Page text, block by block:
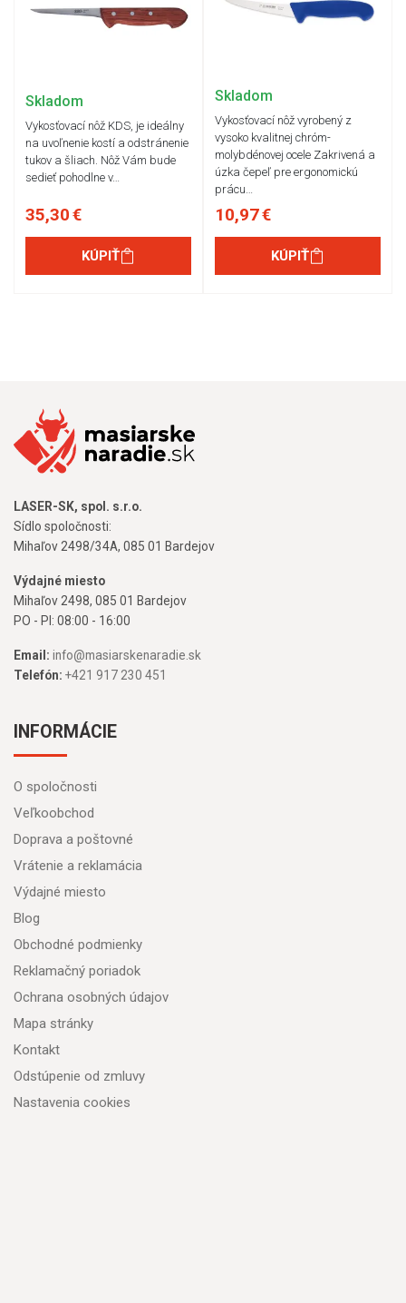
Skladom
Vykosťovací nôž KDS, je ideálny
na uvoľnenie kostí a odstránenie
tukov a šliach. Nôž Vám bude
sedieť pohodlne v…
35,30 €
KÚPIŤ
Skladom
Vykosťovací nôž vyrobený z
vysoko kvalitnej chróm-
molybdénovej ocele Zakrivená a
úzka čepeľ pre ergonomickú
prácu…
10,97 €
KÚPIŤ
LASER-SK, spol. s.r.o.
Sídlo spoločnosti:
Mihaľov 2498/34A, 085 01 Bardejov
Výdajné miesto
Mihaľov 2498, 085 01 Bardejov
PO - PI: 08:00 - 16:00
Email: info@masiarskenaradie.sk
Telefón: +421 917 230 451
INFORMÁCIE
O spoločnosti
Veľkoobchod
Doprava a poštovné
Vrátenie a reklamácia
Výdajné miesto
Blog
Obchodné podmienky
Reklamačný poriadok
Ochrana osobných údajov
Mapa stránky
Kontakt
Odstúpenie od zmluvy
Nastavenia cookies